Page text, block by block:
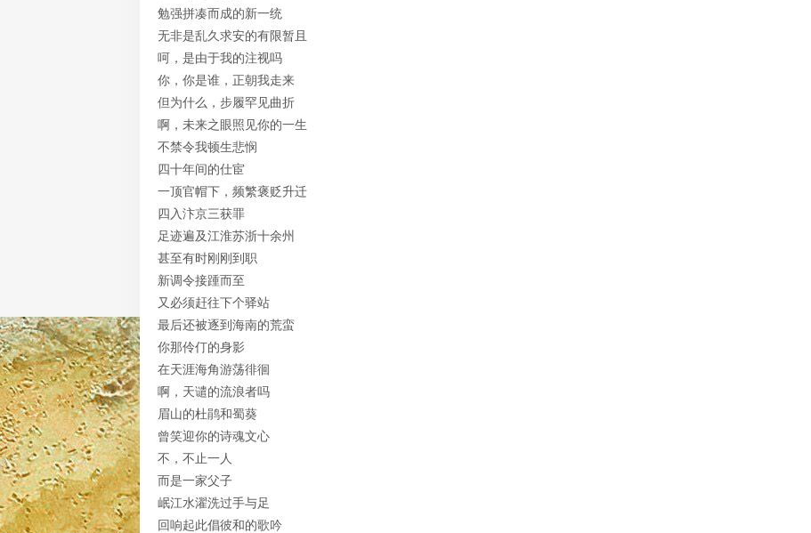
勉强拼凑而成的新一统
无非是乱久求安的有限暂且
呵，是由于我的注视吗
你，你是谁，正朝我走来
但为什么，步履罕见曲折
啊，未来之眼照见你的一生
不禁令我顿生悲悯
四十年间的仕宦
一顶官帽下，频繁褒贬升迁
四入汴京三获罪
足迹遍及江淮苏浙十余州
甚至有时刚刚到职
新调令接踵而至
又必须赶往下个驿站
最后还被逐到海南的荒蛮
你那伶仃的身影
在天涯海角游荡徘徊
啊，天谴的流浪者吗
眉山的杜鹃和蜀葵
曾笑迎你的诗魂文心
不，不止一人
而是一家父子
岷江水濯洗过手与足
回响起此倡彼和的歌吟